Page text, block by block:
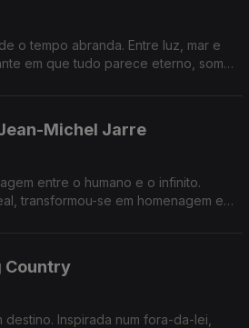
o tempo abranda. Entre luz, mar e
em que tudo parece eterno, som
Michel Jarre
entre o humano e o infinito.
transformou-se em homenagem e
Country
destino. Inspirada num fora-da-lei,